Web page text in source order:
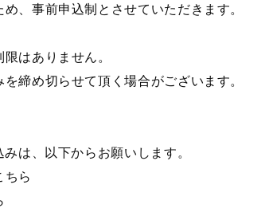
、事前申込制とさせていただきます。
はありません。
締め切らせて頂く場合がございます。
は、以下からお願いします。
ら